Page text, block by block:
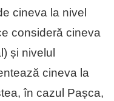
cineva la nivel
consideră cineva
și nivelul
cineva la
în cazul Pașca,